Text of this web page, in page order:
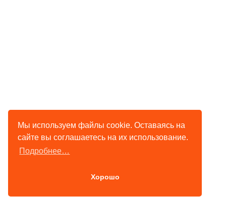
Мы используем файлы cookie. Оставаясь на
сайте вы соглашаетесь на их использование.
Подробнее…
Хорошо